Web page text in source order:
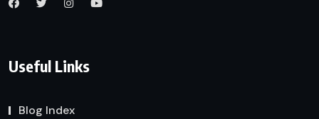
Useful Links
Blog Index